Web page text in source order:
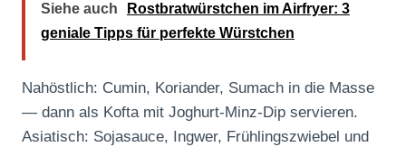
Siehe auch
Rostbratwürstchen im Airfryer: 3
geniale Tipps für perfekte Würstchen
Nahöstlich: Cumin, Koriander, Sumach in die Masse
— dann als Kofta mit Joghurt-Minz-Dip servieren.
Asiatisch: Sojasauce, Ingwer, Frühlingszwiebel und